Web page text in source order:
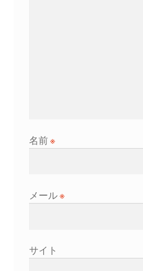
名前※
メール※
サイト